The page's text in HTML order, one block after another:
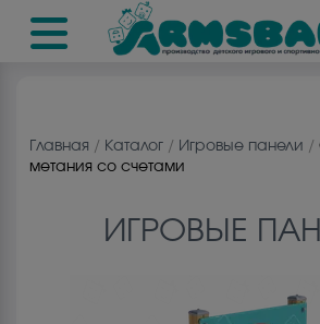
Главная / Каталог / Игровые панели /
метания со счетами
ИГРОВЫЕ